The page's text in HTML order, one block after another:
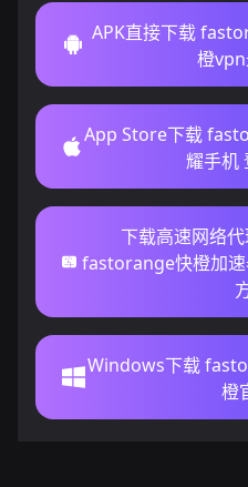
APK直接下载
橙
App Store下载
耀手机
下载高速网络
fastorange快橙加速
Windows下载
橙